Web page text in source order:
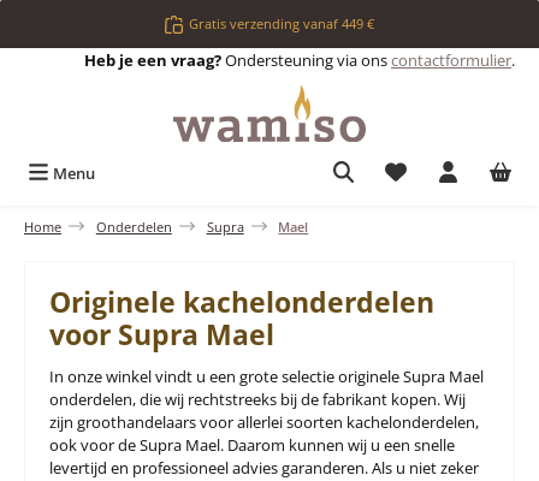
Ga naar de hoofdinhoudGratis verzending vanaf 449 €
Heb je een vraag?Ondersteuning via onscontactformulier.
Menu Je hebt 0 items
Home Onderdelen Supra Mael
Originele kachelonderdelen
voor Supra Mael
In onze winkel vindt u een grote selectie originele Supra Mael
onderdelen, die wij rechtstreeks bij de fabrikant kopen. Wij
zijn groothandelaars voor allerlei soorten kachelonderdelen,
ook voor de Supra Mael. Daarom kunnen wij u een snelle
levertijd en professioneel advies garanderen. Als u niet zeker